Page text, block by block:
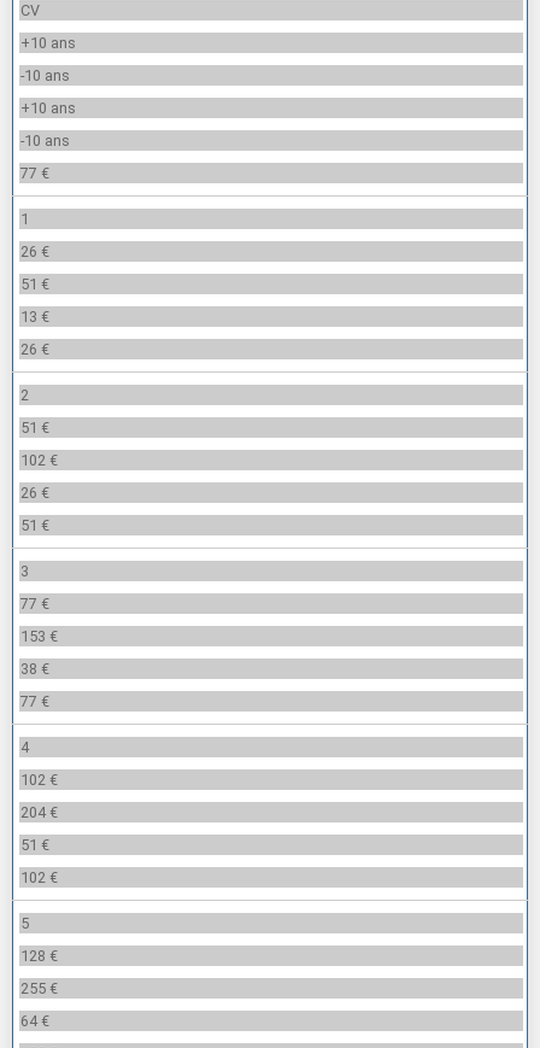
CV
+10 ans
-10 ans
+10 ans
-10 ans
77 €
1
26 €
51 €
13 €
26 €
2
51 €
102 €
26 €
51 €
3
77 €
153 €
38 €
77 €
4
102 €
204 €
51 €
102 €
5
128 €
255 €
64 €